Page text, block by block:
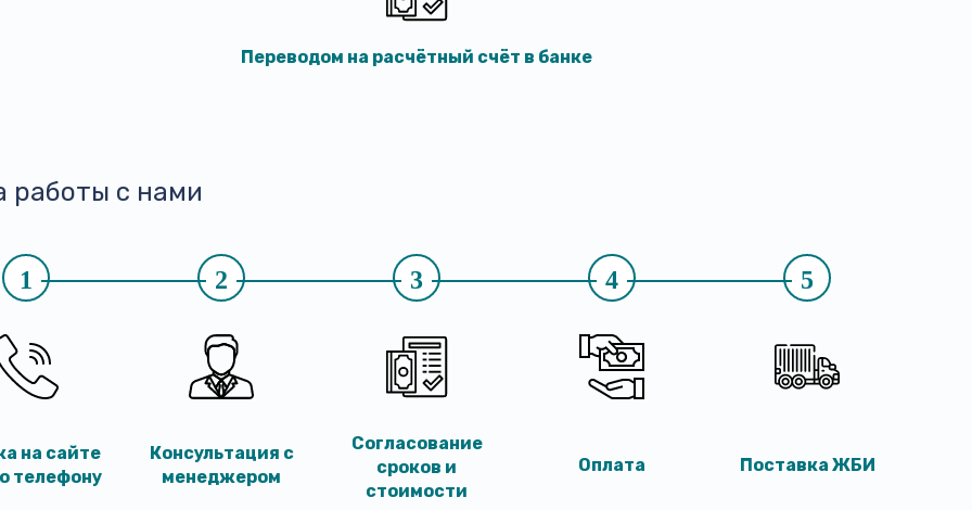
Переводом на расчётный счёт в банке
работы с нами
1
на сайте
телефону
2
Консультация с
менеджером
3
Согласование
сроков и
стоимости
4
Оплата
5
Поставка ЖБИ